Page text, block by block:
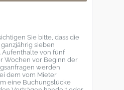
Sie bitte, dass die
sieben
Aufenthalte von fünf
Wochen vor Beginn der
werden
dem vom Mieter
eine Buchungslücke